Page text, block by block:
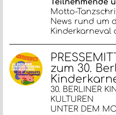
Teilnehmende
Motto-
News rund um
Kinderkarneval
zum 30.
30. BERLINER
KULTUREN
UNTER DEM